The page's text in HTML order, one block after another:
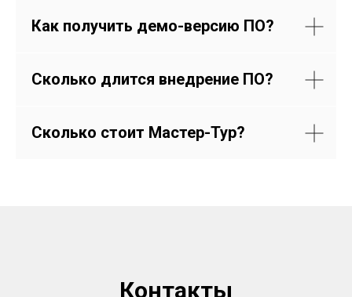
Как получить демо-версию ПО?
Сколько длится внедрение ПО?
Сколько стоит Мастер-Тур?
Контакты